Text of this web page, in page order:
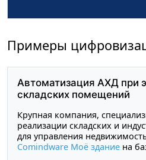
Примеры
Автоматизация АХД при
складских помещений
Крупная компания,
реализации складских и
для управления
Comindware Моё здание на